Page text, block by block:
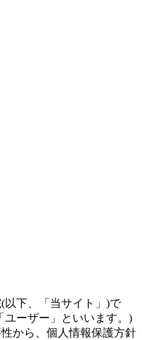
以下、「当サイト」)で
ユーザー」といいます。)
から、個人情報保護方針